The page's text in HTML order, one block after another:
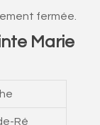
fermée.
Marie
Ré